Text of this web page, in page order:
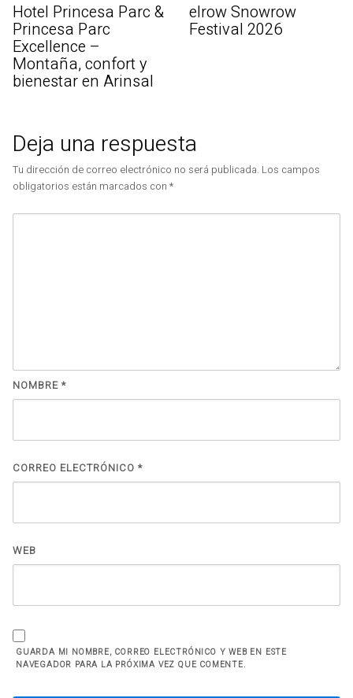
Hotel Princesa Parc &
Princesa Parc
Excellence –
Montaña, confort y
bienestar en Arinsal
elrow Snowrow
Festival 2026
Deja una respuesta
Tu dirección de correo electrónico no será publicada. Los campos
obligatorios están marcados con *
NOMBRE *
CORREO ELECTRÓNICO *
WEB
GUARDA MI NOMBRE, CORREO ELECTRÓNICO Y WEB EN ESTE
NAVEGADOR PARA LA PRÓXIMA VEZ QUE COMENTE.